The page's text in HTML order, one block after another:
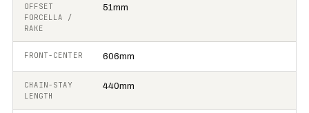
OFFSET
FORCELLA /
RAKE
51mm
FRONT-CENTER 606mm
CHAIN-STAY
LENGTH
440mm